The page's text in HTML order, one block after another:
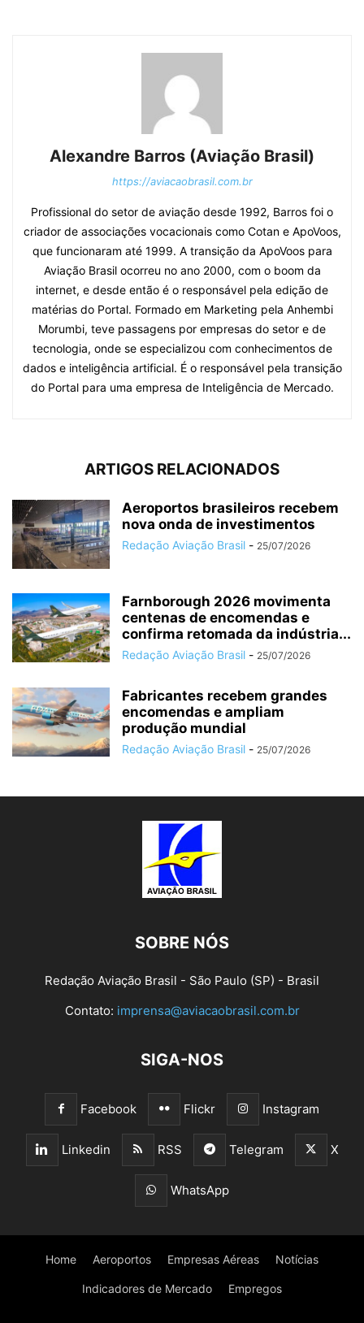
Alexandre Barros (Aviação Brasil)
https://aviacaobrasil.com.br
Profissional do setor de aviação desde 1992, Barros foi o
criador de associações vocacionais como Cotan e ApoVoos,
que funcionaram até 1999. A transição da ApoVoos para
Aviação Brasil ocorreu no ano 2000, com o boom da
internet, e desde então é o responsável pela edição de
matérias do Portal. Formado em Marketing pela Anhembi
Morumbi, teve passagens por empresas do setor e de
tecnologia, onde se especializou com conhecimentos de
dados e inteligência artificial. É o responsável pela transição
do Portal para uma empresa de Inteligência de Mercado.
ARTIGOS RELACIONADOS
Aeroportos brasileiros recebem
nova onda de investimentos
Redação Aviação Brasil - 25/07/2026
Farnborough 2026 movimenta
centenas de encomendas e
confirma retomada da indústria...
Redação Aviação Brasil - 25/07/2026
Fabricantes recebem grandes
encomendas e ampliam
produção mundial
Redação Aviação Brasil - 25/07/2026
SOBRE NÓS
Redação Aviação Brasil - São Paulo (SP) - Brasil
Contato: imprensa@aviacaobrasil.com.br
SIGA-NOS
Facebook Flickr Instagram
Linkedin RSS Telegram X
WhatsApp
Home Aeroportos Empresas Aéreas Notícias
Indicadores de Mercado Empregos